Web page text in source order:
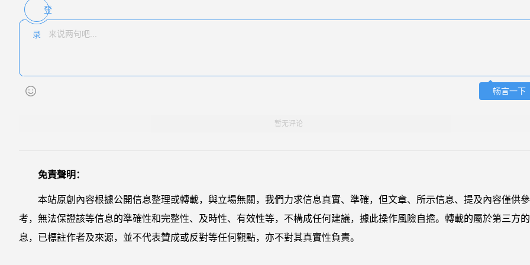
登
录
畅言一下
暂无评论
免責聲明：
本站原創內容根據公開信息整理或轉載，與立場無關，我們力求信息真實、準確，但文章、所示信息、提及內容僅供參
考，無法保證該等信息的準確性和完整性、及時性、有效性等，不構成任何建議，據此操作風險自擔。轉載的屬於第三方
息，已標註作者及來源，並不代表贊成或反對等任何觀點，亦不對其真實性負責。